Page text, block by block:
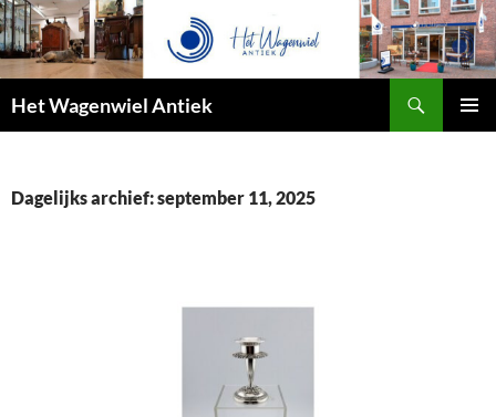
Het Wagenwiel Antiek
Dagelijks archief: september 11, 2025